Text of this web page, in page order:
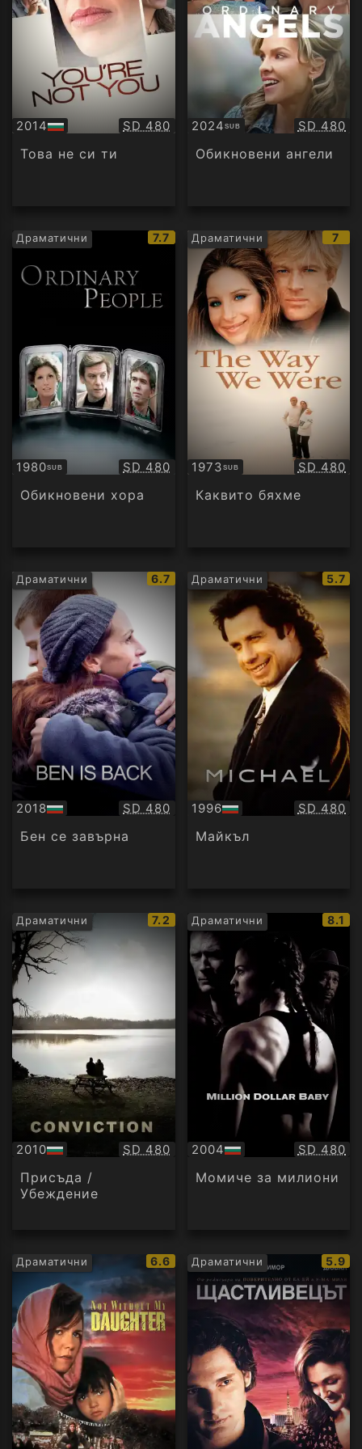
2014
БГ
аудио
Качество:
SD 480
Това не си ти
2024SUB
Субтитри SD 480
Обикновени ангели
Драматични
IMDb
рейтинг:
7.7
1980SUB
Субтитри Качество:
SD 480
Обикновени хора
Драматични 7
1973SUB
Субтитри SD 480
Каквито бяхме
Драматични
IMDb
рейтинг:
6.7
2018
БГ
аудио
Качество:
SD 480
Бен се завърна
Драматични
IMDb
5.7
1996
БГ
аудио
SD 480
Майкъл
Драматични
IMDb
рейтинг:
7.2
2010
БГ
аудио
Качество:
SD 480
Присъда /
Убеждение
Драматични
IMDb
8.1
2004
БГ
аудио
SD 480
Момиче за милиони
Драматични
IMDb
рейтинг:
6.6 Драматични
IMDb
5.9